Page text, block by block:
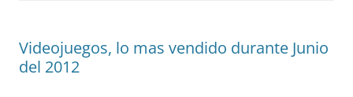
Videojuegos, lo mas vendido durante Junio
del 2012